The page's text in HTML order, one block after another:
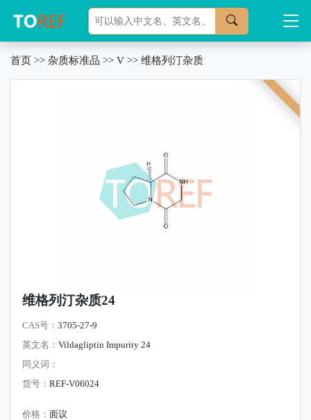
首页 >> 杂质标准品 >> V >> 维格列汀杂质
维格列汀杂质24
CAS号： 3705-27-9
英文名： Vildagliptin Impurity 24
同义词：
货号： REF-V06024
价格： 面议